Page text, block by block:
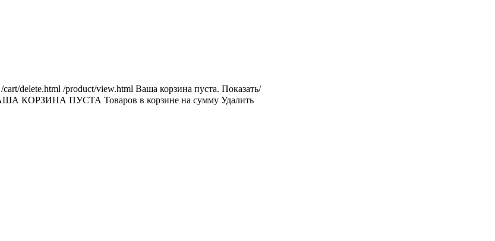
/cart/delete.html /product/view.html Ваша корзина пуста. Показать/
КОРЗИНА ПУСТА Товаров в корзине на сумму Удалить